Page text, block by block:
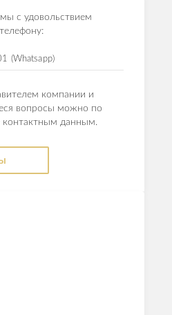
с удовольствием
(Whatsapp)
компании и
вопросы можно по
контактным данным.